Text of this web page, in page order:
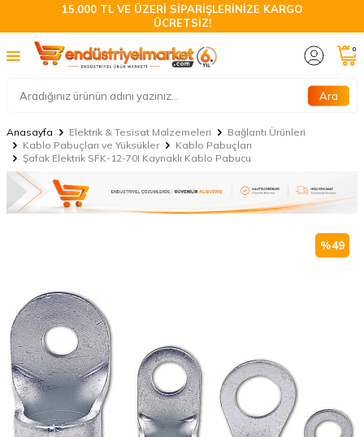
15.000 TL VE ÜZERİ SİPARİŞLERİNİZE KARGO
ÜCRETSİZ!
Ara
0
Anasayfa Elektrik & Tesisat Malzemeleri
Bağlantı Ürünleri
Kablo Pabuçları ve Yüksükler
Kablo Pabuçları
Şafak Elektrik SFK-12-70I Kaynaklı Kablo Pabucu
%49